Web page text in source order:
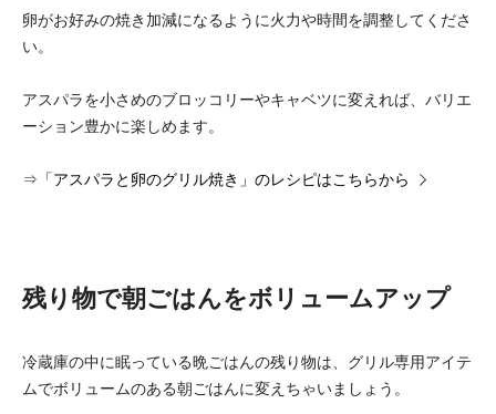
卵がお好みの焼き加減になるように火力や時間を調整してくださ
い。
アスパラを小さめのブロッコリーやキャベツに変えれば、バリエ
ーション豊かに楽しめます。
⇒ 「アスパラと卵のグリル焼き」のレシピはこちらから
残り物で朝ごはんをボリュームアップ
冷蔵庫の中に眠っている晩ごはんの残り物は、グリル専用アイテ
ムでボリュームのある朝ごはんに変えちゃいましょう。